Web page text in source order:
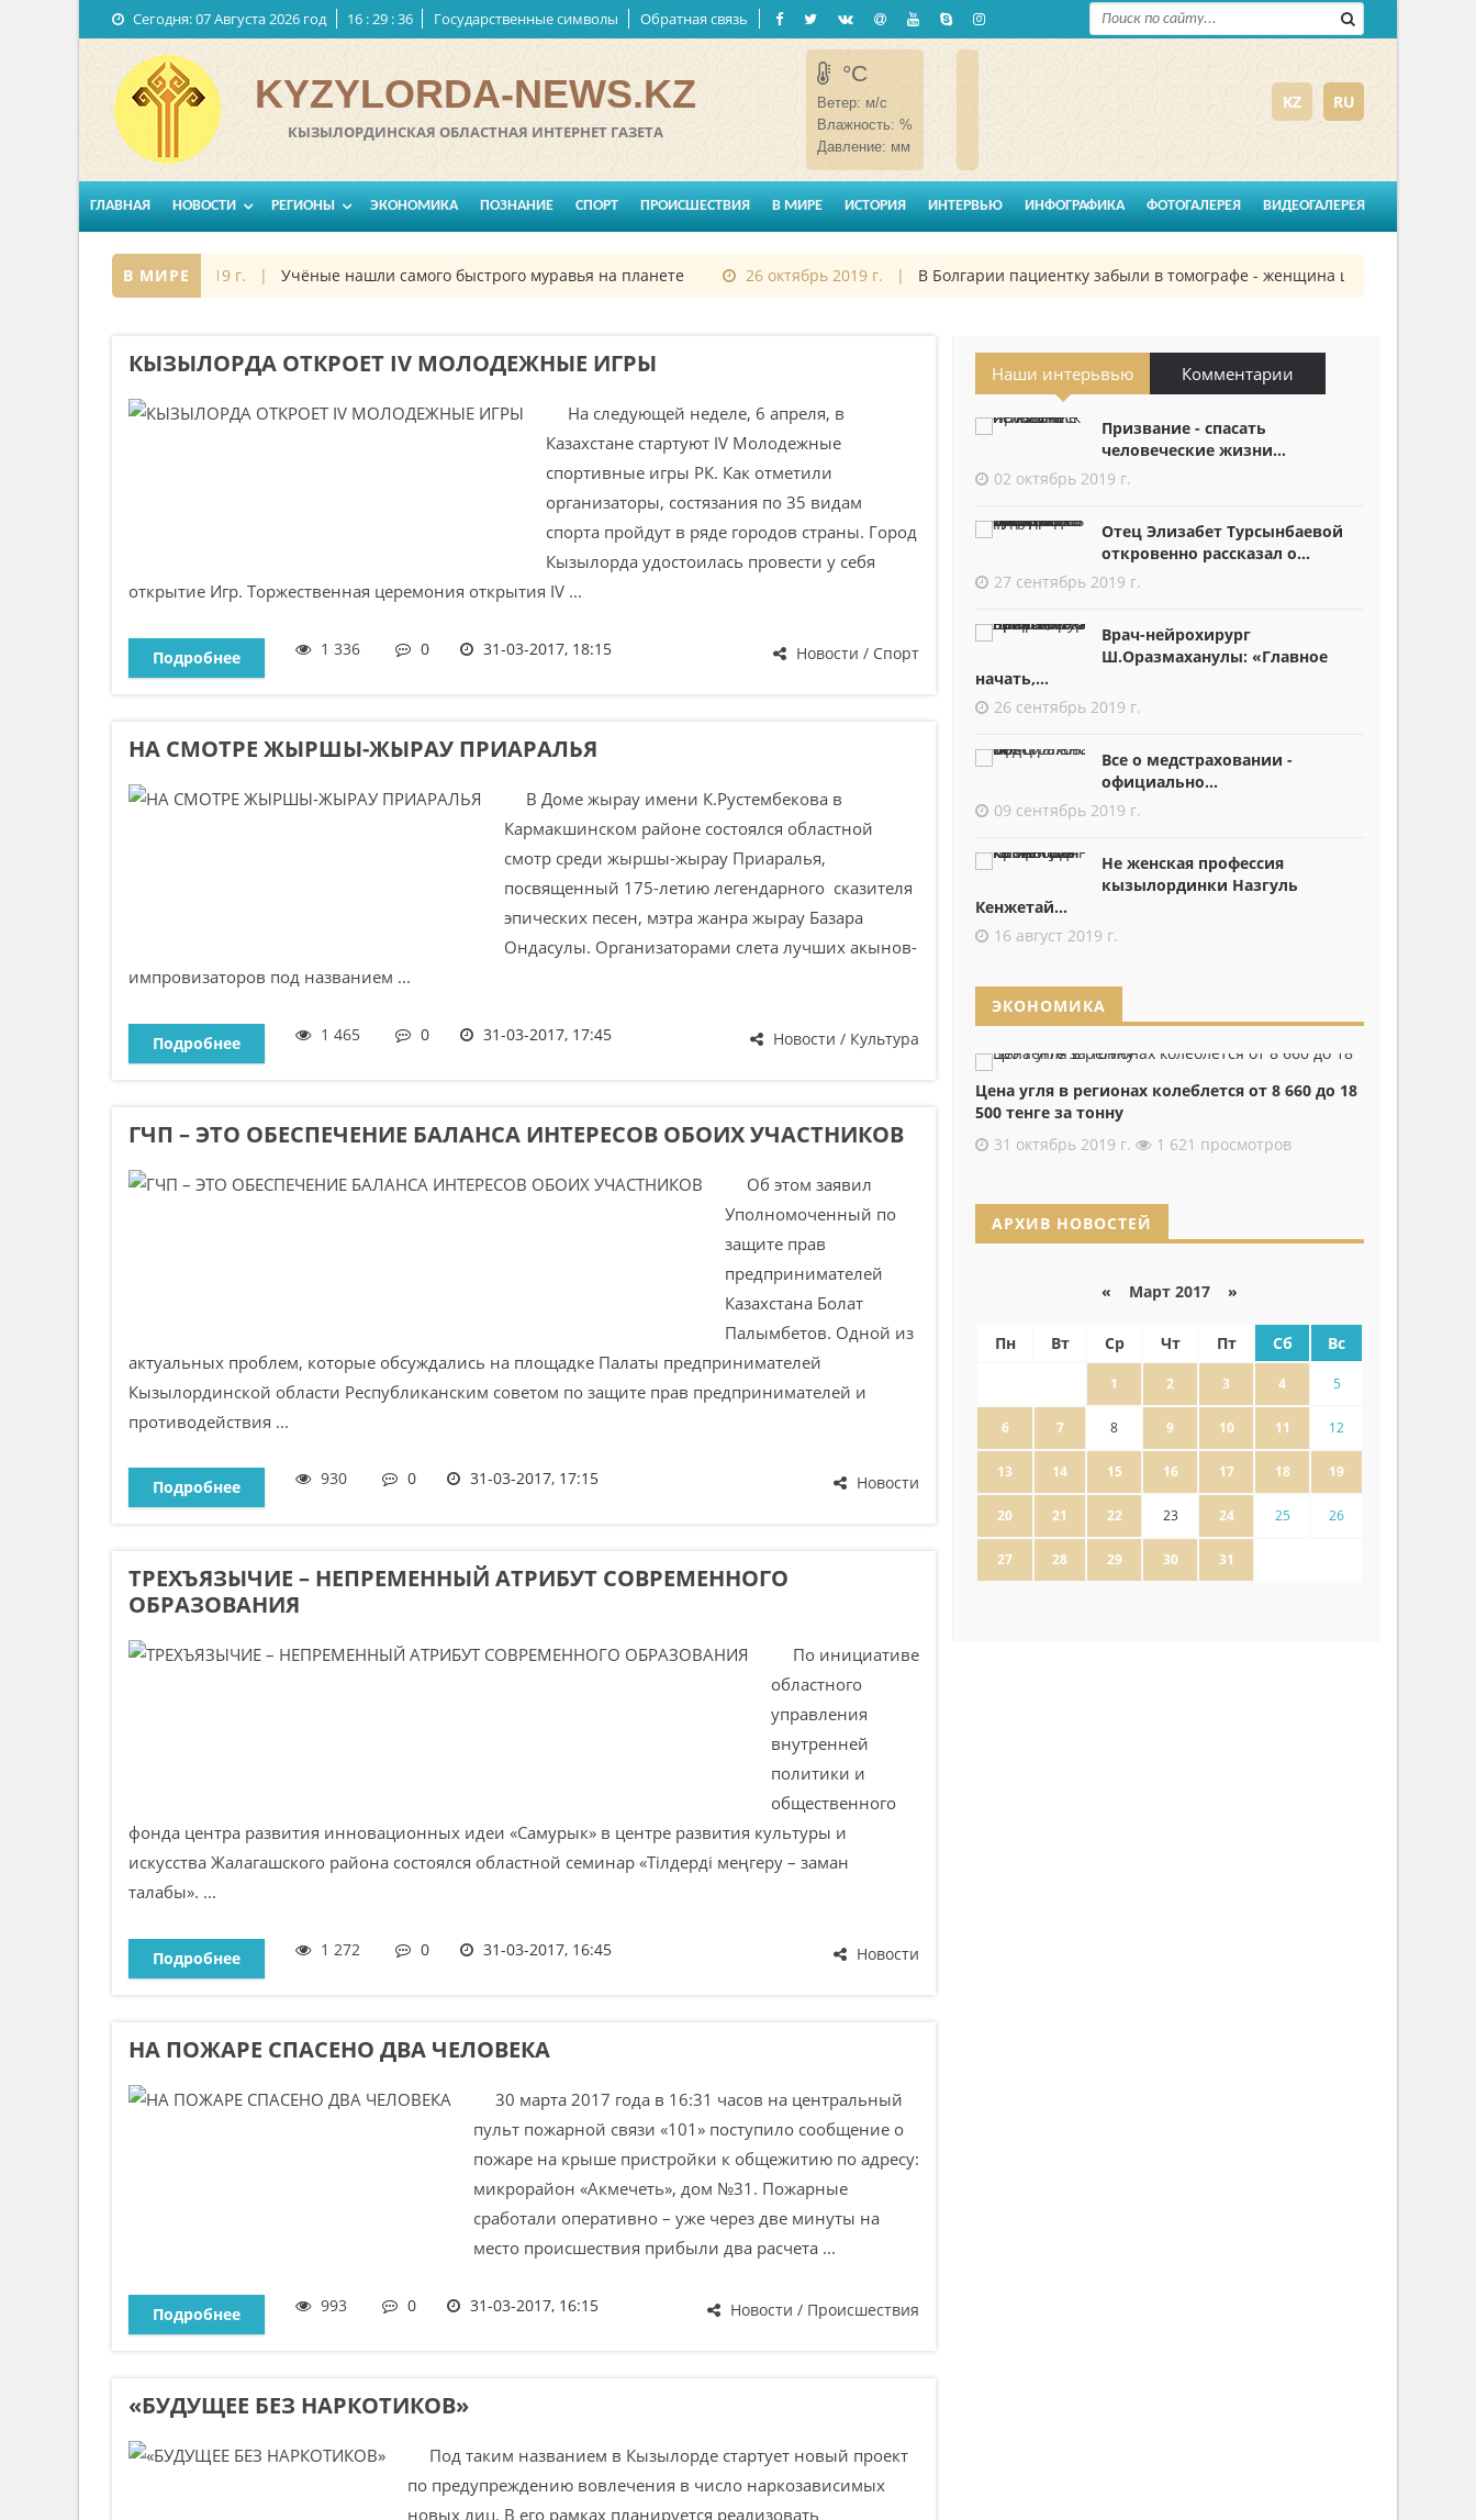
Сегодня:07 Августа 2026 год 16 :29 :37 Государственные символы Обратная связь
KYZYLORDA-NEWS.KZ
КЫЗЫЛОРДИНСКАЯ ОБЛАСТНАЯ ИНТЕРНЕТ ГАЗЕТА
°C
Ветер: м/с
Влажность: %
Давление: мм
KZ RU
ГЛАВНАЯ НОВОСТИ РЕГИОНЫ ЭКОНОМИКА ПОЗНАНИЕ СПОРТ ПРОИСШЕСТВИЯ В МИРЕ ИСТОРИЯ ИНТЕРВЬЮ ИНФОГРАФИКА ФОТОГАЛЕРЕЯ ВИДЕОГАЛЕРЕЯ
В МИРЕ
27 октябрь 2019 г. | Учёные нашли самого быстрого муравья на планете 26 октябрь 2019 г. | В Болгарии пациентку забыли в томографе - женщина шесть часов
КЫЗЫЛОРДА ОТКРОЕТ IV МОЛОДЕЖНЫЕ ИГРЫ
На следующей неделе, 6 апреля, в
Казахстане стартуют IV Молодежные
спортивные игры РК. Как отметили
организаторы, состязания по 35 видам
спорта пройдут в ряде городов страны. Город
Кызылорда удостоилась провести у себя
открытие Игр. Торжественная церемония открытия IV ...
Новости / Спорт
Подробнее 1 336 0 31-03-2017, 18:15
НА СМОТРЕ ЖЫРШЫ-ЖЫРАУ ПРИАРАЛЬЯ
В Доме жырау имени К.Рустембекова в
Кармакшинском районе состоялся областной
смотр среди жыршы-жырау Приаралья,
посвященный 175-летию легендарного сказителя
эпических песен, мэтра жанра жырау Базара
Ондасулы. Организаторами слета лучших акынов-
импровизаторов под названием ...
Новости / Культура
Подробнее 1 465 0 31-03-2017, 17:45
ГЧП – ЭТО ОБЕСПЕЧЕНИЕ БАЛАНСА ИНТЕРЕСОВ ОБОИХ УЧАСТНИКОВ
Об этом заявил
Уполномоченный по
защите прав
предпринимателей
Казахстана Болат
Палымбетов. Одной из
актуальных проблем, которые обсуждались на площадке Палаты предпринимателей
Кызылординской области Республиканским советом по защите прав предпринимателей и
противодействия ...
Новости
Подробнее 930 0 31-03-2017, 17:15
ТРЕХЪЯЗЫЧИЕ – НЕПРЕМЕННЫЙ АТРИБУТ СОВРЕМЕННОГО
ОБРАЗОВАНИЯ
По инициативе
областного
управления
внутренней
политики и
общественного
фонда центра развития инновационных идеи «Самурык» в центре развития культуры и
искусства Жалагашского района состоялся областной семинар «Тілдерді меңгеру – заман
талабы». ...
Новости
Подробнее 1 272 0 31-03-2017, 16:45
НА ПОЖАРЕ СПАСЕНО ДВА ЧЕЛОВЕКА
30 марта 2017 года в 16:31 часов на центральный
пульт пожарной связи «101» поступило сообщение о
пожаре на крыше пристройки к общежитию по адресу:
микрорайон «Акмечеть», дом №31. Пожарные
сработали оперативно – уже через две минуты на
место происшествия прибыли два расчета ...
Новости / Происшествия
Подробнее 993 0 31-03-2017, 16:15
«БУДУЩЕЕ БЕЗ НАРКОТИКОВ»
Под таким названием в Кызылорде стартует новый проект
по предупреждению вовлечения в число наркозависимых
новых лиц. В его рамках планируется реализовать
Наши интерьвью Комментарии
Призвание - спасать
человеческие жизни...
02 октябрь 2019 г.
Отец Элизабет Турсынбаевой
откровенно рассказал о...
27 сентябрь 2019 г.
Врач-нейрохирург
Ш.Оразмаханулы: «Главное
начать,...
26 сентябрь 2019 г.
Все о медстраховании -
официально...
09 сентябрь 2019 г.
Не женская профессия
кызылординки Назгуль
Кенжетай...
16 август 2019 г.
ЭКОНОМИКА
Цена угля в регионах колеблется от 8 660 до 18
500 тенге за тонну
31 октябрь 2019 г.
1 621 просмотров
АРХИВ НОВОСТЕЙ
« Март 2017 »
Пн Вт Ср Чт Пт Сб Вс
1 2 3 4 5
6 7 8 9 10 11 12
13 14 15 16 17 18 19
20 21 22 23 24 25 26
27 28 29 30 31